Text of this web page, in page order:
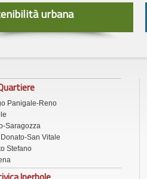
urbana
Panigale-Reno
Saragozza
San Vitale
Stefano